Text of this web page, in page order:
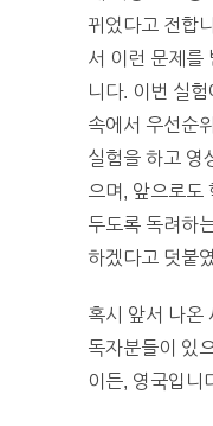
뀌었다고 전합
서 이런 문제를
니다. 이번 실
속에서 우선순
실험을 하고 영
으며, 앞으로도
두도록 독려하
하겠다고 덧붙
혹시 앞서 나온
독자분들이 있
이든, 영국입니